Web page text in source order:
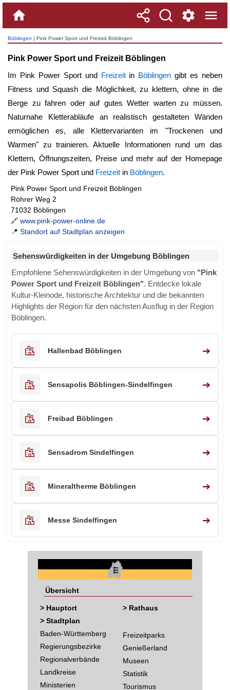
Böblingen | Pink Power Sport und Freizeit Böblingen
Pink Power Sport und Freizeit Böblingen
Im Pink Power Sport und Freizeitin Böblingen gibt es neben
Fitness und Squash die Möglichkeit, zu klettern, ohne in die
Berge zu fahren oder auf gutes Wetter warten zu müssen.
Naturnahe Kletterabläufe an realistisch gestalteten Wänden
ermöglichen es, alle Klettervarianten im "Trockenen und
Warmen" zu trainieren. Aktuelle Informationen rund um das
Klettern, Öffnungszeiten, Preise und mehr auf der Homepage
der Pink Power Sport und Freizeit in Böblingen.
Pink Power Sport und Freizeit Böblingen
Röhrer Weg 2
71032 Böblingen
🔗 www.pink-power-online.de
📍 Standort auf Stadtplan anzeigen
Sehenswürdigkeiten in der Umgebung Böblingen
Empfohlene Sehenswürdigkeiten in der Umgebung von "Pink
Power Sport und Freizeit Böblingen". Entdecke lokale
Kultur-Kleinode, historische Architektur und die bekannten
Highlights der Region für den nächsten Ausflug in der Region
Böblingen.
Hallenbad Böblingen ➔
Sensapolis Böblingen-Sindelfingen ➔
Freibad Böblingen ➔
Sensadrom Sindelfingen ➔
Mineraltherme Böblingen ➔
Messe Sindelfingen ➔
Übersicht
> Hauptort
> Stadtplan
Baden-Württemberg
Regierungsbezirke
Regionalverbände
Landkreise
Ministerien
> Rathaus
Freizeitparks
Genießerland
Museen
Statistik
Tourismus